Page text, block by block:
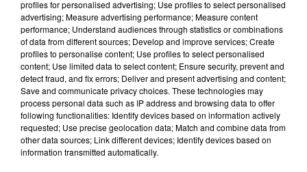
MAGNUM LA RADIO
MAGNUM DRIVE
FLASHBACK
1987
DIRTY DANCING
FRANCE GALL BABACAR
NATHAN SLAMA
FLASHBACK sur l'année 1987
profiles for personalised advertising; Use profiles to select personalised
advertising; Measure advertising performance; Measure content
performance; Understand audiences through statistics or combinations
of data from different sources; Develop and improve services; Create
profiles to personalise content; Use profiles to select personalised
content; Use limited data to select content; Ensure security, prevent and
detect fraud, and fix errors; Deliver and present advertising and content;
Save and communicate privacy choices. These technologies may
process personal data such as IP address and browsing data to offer
following functionalities: Identify devices based on information actively
requested; Use precise geolocation data; Match and combine data from
other data sources; Link different devices; Identify devices based on
information transmitted automatically.